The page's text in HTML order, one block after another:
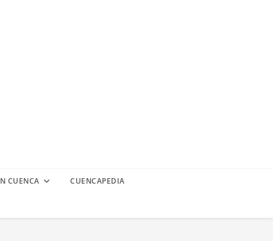
CUENCA CUENCAPEDIA